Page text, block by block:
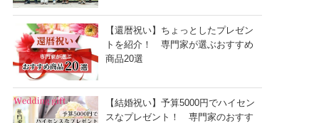
【還暦祝い】ちょっとしたプレゼン
トを紹介！ 専門家が選ぶおすすめ
商品20選
【結婚祝い】予算5000円でハイセン
スなプレゼント！ 専門家のおすす